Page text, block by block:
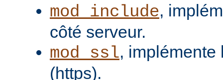
mod_include,
côté serveur.
mod_ssl, implémente
(https).